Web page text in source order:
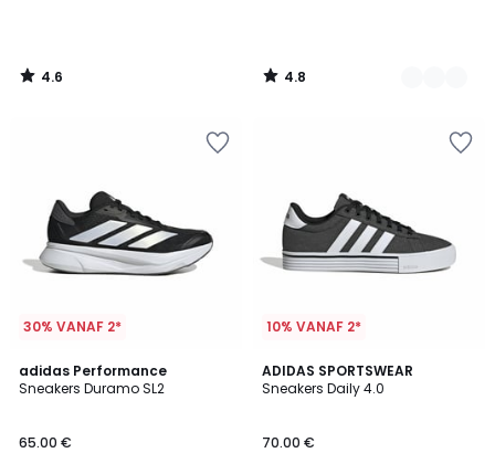
4.6
/
4.8
/
30% VANAF 2*
adidas Performance
Sneakers Duramo SL2
65.00 €
4.6
/ 5
10% VANAF 2*
ADIDAS SPORTSWEAR
Sneakers Daily 4.0
70.00 €
4.8
/ 5